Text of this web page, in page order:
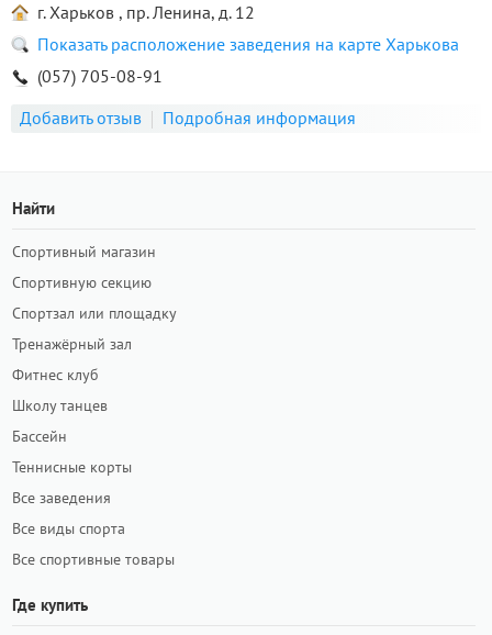
г. Харьков , пр. Ленина, д. 12
Показать расположение заведения на карте Харькова
(057) 705-08-91
Добавить отзыв
Подробная информация
Найти
Спортивный магазин
Спортивную секцию
Спортзал или площадку
Тренажёрный зал
Фитнес клуб
Школу танцев
Бассейн
Теннисные корты
Все заведения
Все виды спорта
Все спортивные товары
Где купить